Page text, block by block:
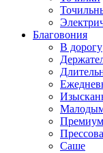
Благовония
В дорогу
Премиум
Саше